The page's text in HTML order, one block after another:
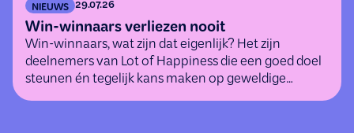
NIEUWS 29.07.26
Win-winnaars verliezen nooit
Win-winnaars, wat zijn dat eigenlijk? Het zijn
deelnemers van Lot of Happiness die een goed doel
steunen én tegelijk kans maken op geweldige
(geld)prijzen.